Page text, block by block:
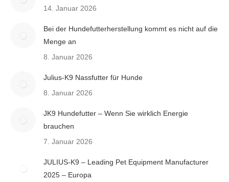
14. Januar 2026
Bei der Hundefutterherstellung kommt es nicht auf die
Menge an
8. Januar 2026
Julius-K9 Nassfutter für Hunde
8. Januar 2026
JK9 Hundefutter – Wenn Sie wirklich Energie
brauchen
7. Januar 2026
JULIUS-K9 – Leading Pet Equipment Manufacturer
2025 – Europa